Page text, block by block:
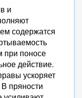
и
содержатся
при поносе
действие.
ускоряет
пряности